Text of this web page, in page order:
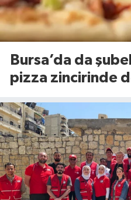
Bursa’da da
pizza zincirinde